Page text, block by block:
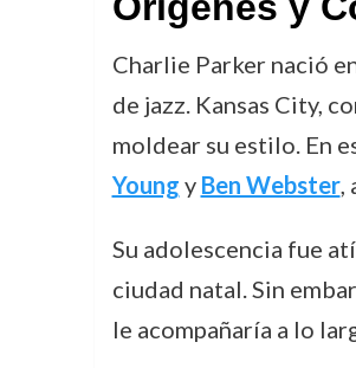
Charlie Parker nació
de jazz. Kansas City,
moldear su estilo. En
Young y Ben Webster,
Su adolescencia fue
ciudad natal. Sin
le acompañaría a lo